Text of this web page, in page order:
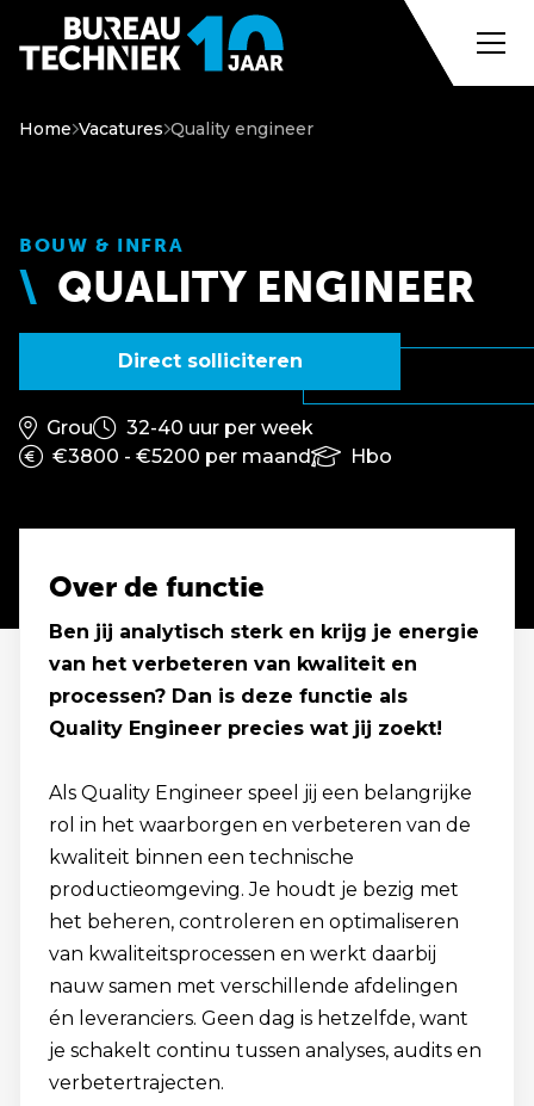
Home Vacatures Quality engineer
BOUW & INFRA
QUALITY ENGINEER
Direct solliciteren
Grou
32-40 uur per week
€3800 - €5200 per maand
Hbo
Over de functie
Ben jij analytisch sterk en krijg je energie
van het verbeteren van kwaliteit en
processen? Dan is deze functie als
Quality Engineer precies wat jij zoekt!
Als Quality Engineer speel jij een belangrijke
rol in het waarborgen en verbeteren van de
kwaliteit binnen een technische
productieomgeving. Je houdt je bezig met
het beheren, controleren en optimaliseren
van kwaliteitsprocessen en werkt daarbij
nauw samen met verschillende afdelingen
én leveranciers. Geen dag is hetzelfde, want
je schakelt continu tussen analyses, audits en
verbetertrajecten.